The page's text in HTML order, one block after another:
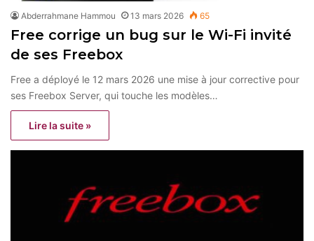
Abderrahmane Hammou 13 mars 2026 65
Free corrige un bug sur le Wi-Fi invité
de ses Freebox
Free a déployé le 12 mars 2026 une mise à jour corrective pour
ses Freebox Server, qui touche les modèles…
Lire la suite »